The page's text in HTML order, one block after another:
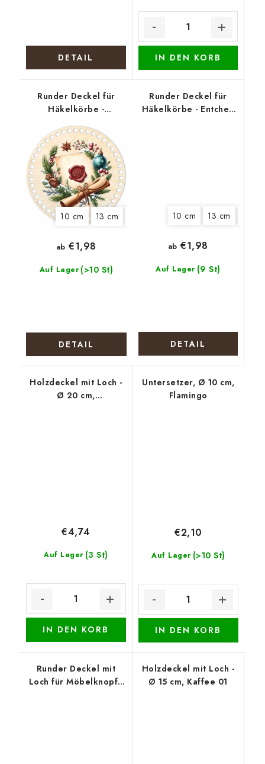
DETAIL IN DEN KORB
Runder Deckel für
Häkelkörbe -
10 cm 13 cm 18 cm 22 cm
Auf Lager (>10 St)
ab €1,98
DETAIL
Runder Deckel für
Häkelkörbe - Entchen
10 cm 13 cm
Auf Lager (9 St)
ab €1,98
DETAIL
Holzdeckel mit Loch -
Ø 20 cm,
Auf Lager (3 St)
€4,74
IN DEN KORB
Untersetzer, Ø 10 cm,
Flamingo
Auf Lager (>10 St)
€2,10
IN DEN KORB
Runder Deckel mit
Loch für Möbelknopf -
Holzdeckel mit Loch -
Ø 15 cm, Kaffee 01